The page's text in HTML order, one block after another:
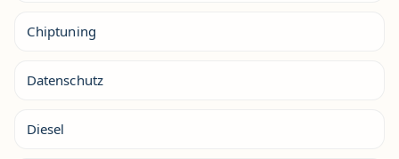
Chiptuning
Datenschutz
Diesel